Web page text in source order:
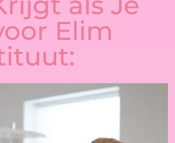
Elim